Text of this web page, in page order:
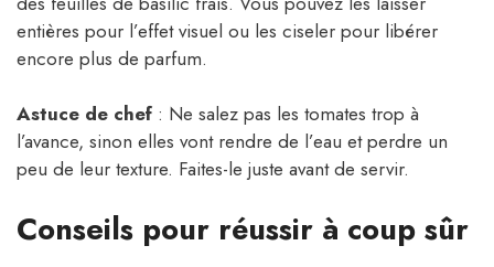
entières pour l’effet visuel ou les ciseler pour libérer
encore plus de parfum.
Astuce de chef : Ne salez pas les tomates trop à
l’avance, sinon elles vont rendre de l’eau et perdre un
peu de leur texture. Faites-le juste avant de servir.
Conseils pour réussir à coup sûr